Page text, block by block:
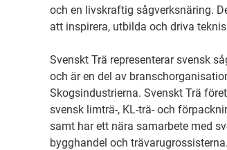
och en livskraftig sågverksnäring.
att inspirera, utbilda och driva
Svenskt Trä representerar svensk
och är en del av
Skogsindustrierna. Svenskt Trä
svensk limträ-, KL-trä- och
samt har ett nära samarbete med
bygghandel och trävarugrossisterna.